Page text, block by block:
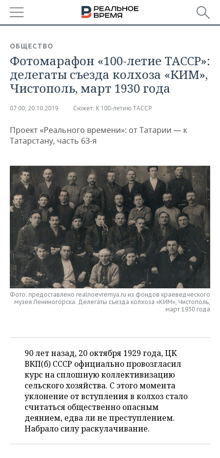
БАШКОРТОСТАН
ТАТАРСТАН
НОВОСТИ
АНАЛИТИКА
ДЕКЛАРАЦИИ О ДОХОДАХ
КОРОЛИ ГОСЗАКАЗА ПФО
ВУЗЫ ТАТАРСТАНА
КОМУ ПРИНАДЛЕЖАТ
ТОРГОВЫЕ ЦЕНТРЫ
ТАТАРСТАНА
НОВОСТИ ЭКОНОМИКИ
ФИНАНСЫ
БАНКИ
БЮДЖЕТ
ИНВЕСТИЦИИ
ПРОМЫШЛЕННОСТЬ
НОВОСТИ
АГРОПРОМ
МАШИНОСТРОЕНИЕ
НЕФТЕХИМИЯ
НЕФТЬ
ОПК
ЭНЕРГЕТИКА
НЕДВИЖИМОСТЬ
НОВОСТИ НЕДВИЖИМОСТИ
АВТО
НОВОСТИ АВТО
БИЗНЕС
НОВОСТИ БИЗНЕСА
РОЗНИЧНАЯ ТОРГОВЛЯ
ТРАНСПОРТ
УСЛУГИ
ТЕХНОЛОГИИ
НОВОСТИ ТЕХНОЛОГИЙ
IT
МЕДИА
ТЕЛЕКОММУНИКАЦИИ
МЕРОПРИЯТИЯ
НОВОСТИ МЕРОПРИЯТИЙ
ВЫЕЗДНАЯ РЕДАКЦИЯ
БИЗНЕС-БРАНЧИ
ОТКРЫТАЯ ЛЕКЦИЯ
СПОРТ
НОВОСТИ СПОРТА
ФУТБОЛ
БАСКЕТБОЛ
ВОЛЕЙБОЛ
КИБЕРСПОРТ
ФИГУРНОЕ КАТАНИЕ
ОБЩЕСТВО
НОВОСТИ ОБЩЕСТВА
ИНФРАСТРУКТУРА
ИСТОРИЯ
КУЛЬТУРА
МЕДИЦИНА
ФОТОГАЛЕРЕЯ
СПРАВОЧНИК
СПИСОК ПЕРСОН
СПИСОК КОМПАНИЙ
ПОЛНАЯ ВЕРСИЯ
ОБЩЕСТВО
Фотомарафон «100-летие ТАССР»:
делегаты съезда колхоза «КИМ»,
Чистополь, март 1930 года
07:00, 20.10.2019 Сюжет: К 100-летию ТАССР
Проект «Реального времени»: от Татарии — к
Татарстану, часть 63-я
Фото: предоставлено realnoevremya.ru из фондов краеведческого
музея Лениногорска. Делегаты съезда колхоза «КИМ», Чистополь,
март 1930 года
90 лет назад, 20 октября 1929 года, ЦК
ВКП(б) СССР официально провозгласил
курс на сплошную коллективизацию
сельского хозяйства. С этого момента
уклонение от вступления в колхоз стало
считаться общественно опасным
деянием, едва ли не преступлением.
Набрало силу раскулачивание.